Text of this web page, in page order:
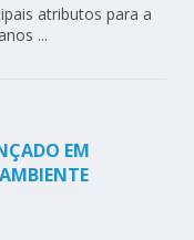
atributos para a
...
EM